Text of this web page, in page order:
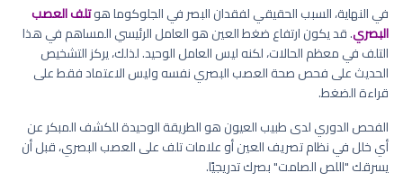
في النهاية، السبب الحقيقي لفقدان البصر في الجلوكوما هوتلف العصب
البصري. قد يكون ارتفاع ضغط العين هو العامل الرئيسي المساهم في هذا
التلف في معظم الحالات، لكنه ليس العامل الوحيد. لذلك، يركز التشخيص
الحديث على فحص صحة العصب البصري نفسه وليس الاعتماد فقط على
قراءة الضغط.
الفحص الدوري لدى طبيب العيون هو الطريقة الوحيدة للكشف المبكر عن
أي خلل في نظام تصريف العين أو علامات تلف على العصب البصري، قبل أن
يسرقك "اللص الصامت" بصرك تدريجيًا.